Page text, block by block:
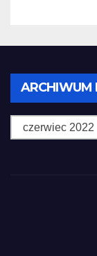
ARCHIWUM